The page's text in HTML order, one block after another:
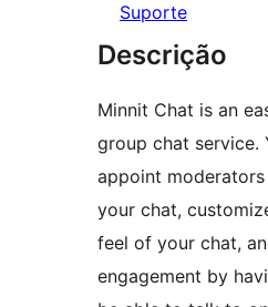
Suporte
Descrição
Minnit Chat is an
group chat service.
appoint
your chat,
feel of your chat,
engagement by